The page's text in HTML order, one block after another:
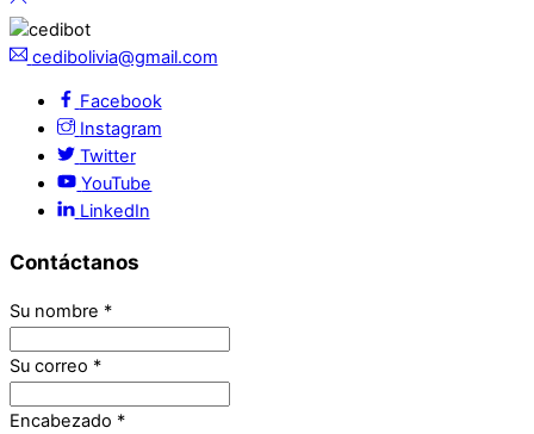
cedibolivia@gmail.com
Facebook
Instagram
Twitter
YouTube
LinkedIn
Contáctanos
Su nombre *
Su correo *
Encabezado *